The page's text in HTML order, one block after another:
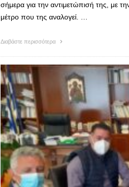
σήμερα για την αντιμετώπισή της, με
μέτρο που της αναλογεί. …
Διαβάστε περισσότερα